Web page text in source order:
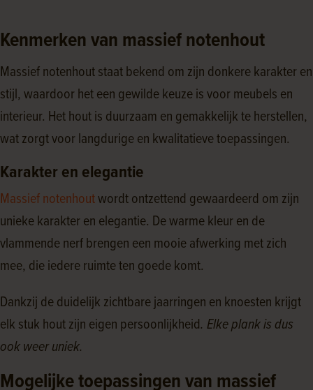
Kenmerken van massief notenhout
Massief notenhout staat bekend om zijn donkere karakter en
stijl, waardoor het een gewilde keuze is voor meubels en
interieur. Het hout is duurzaam en gemakkelijk te herstellen,
wat zorgt voor langdurige en kwalitatieve toepassingen.
Karakter en elegantie
Massief notenhoutwordt ontzettend gewaardeerd om zijn
unieke karakter en elegantie. De warme kleur en de
vlammende nerf brengen een mooie afwerking met zich
mee, die iedere ruimte ten goede komt.
Dankzij de duidelijk zichtbare jaarringen en knoesten krijgt
elk stuk hout zijn eigen persoonlijkheid. Elke plank is dus
ook weer uniek.
Mogelijke toepassingen van massief